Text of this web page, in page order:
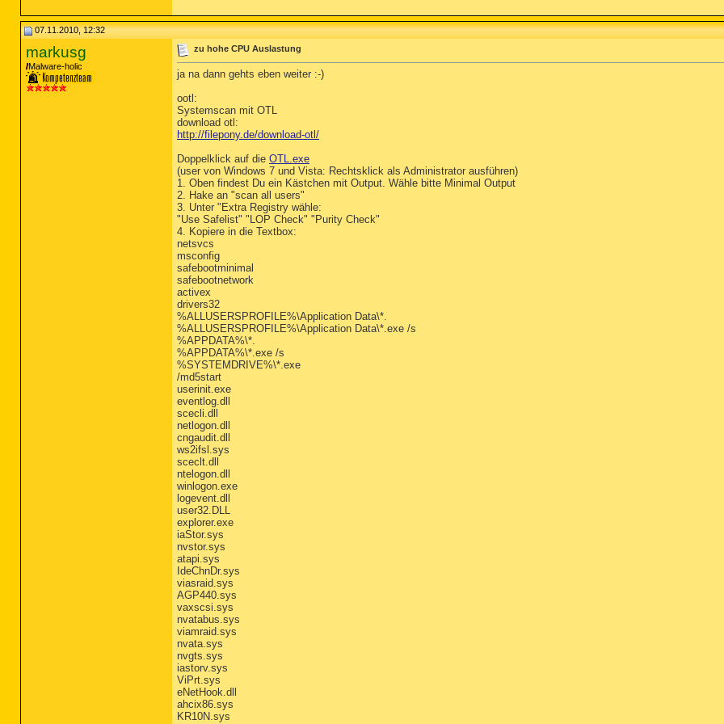
07.11.2010, 12:32
markusg
Malware-holic
zu hohe CPU Auslastung
ja na dann gehts eben weiter :-)
ootl:
Systemscan mit OTL
download otl:
http://filepony.de/download-otl/
Doppelklick auf die OTL.exe
(user von Windows 7 und Vista: Rechtsklick als Administrator ausführen)
1. Oben findest Du ein Kästchen mit Output. Wähle bitte Minimal Output
2. Hake an "scan all users"
3. Unter "Extra Registry wähle:
"Use Safelist" "LOP Check" "Purity Check"
4. Kopiere in die Textbox:
netsvcs
msconfig
safebootminimal
safebootnetwork
activex
drivers32
%ALLUSERSPROFILE%\Application Data\*.
%ALLUSERSPROFILE%\Application Data\*.exe /s
%APPDATA%\*.
%APPDATA%\*.exe /s
%SYSTEMDRIVE%\*.exe
/md5start
userinit.exe
eventlog.dll
scecli.dll
netlogon.dll
cngaudit.dll
ws2ifsl.sys
sceclt.dll
ntelogon.dll
winlogon.exe
logevent.dll
user32.DLL
explorer.exe
iaStor.sys
nvstor.sys
atapi.sys
IdeChnDr.sys
viasraid.sys
AGP440.sys
vaxscsi.sys
nvatabus.sys
viamraid.sys
nvata.sys
nvgts.sys
iastorv.sys
ViPrt.sys
eNetHook.dll
ahcix86.sys
KR10N.sys